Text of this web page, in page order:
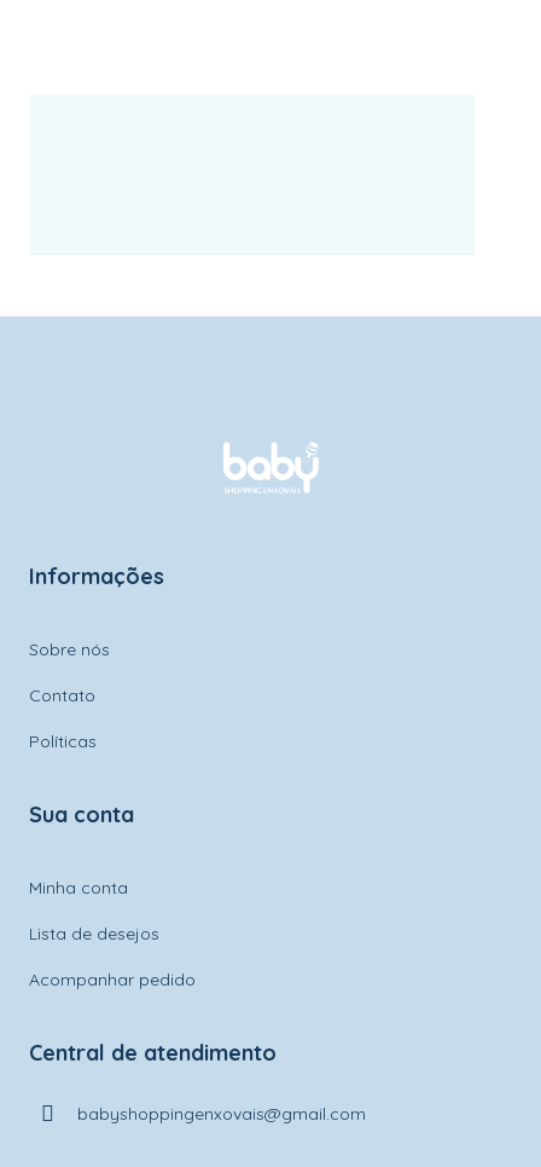
Informações
Sobre nós
Contato
Políticas
Sua conta
Minha conta
Lista de desejos
Acompanhar pedido
Central de atendimento
babyshoppingenxovais@gmail.com